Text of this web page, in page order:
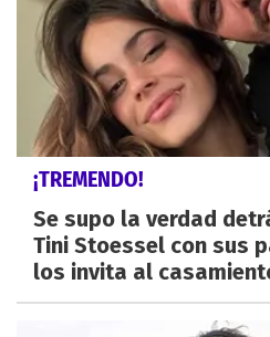
¡TREMENDO!
Se supo la verdad
Tini Stoessel con sus
los invita al